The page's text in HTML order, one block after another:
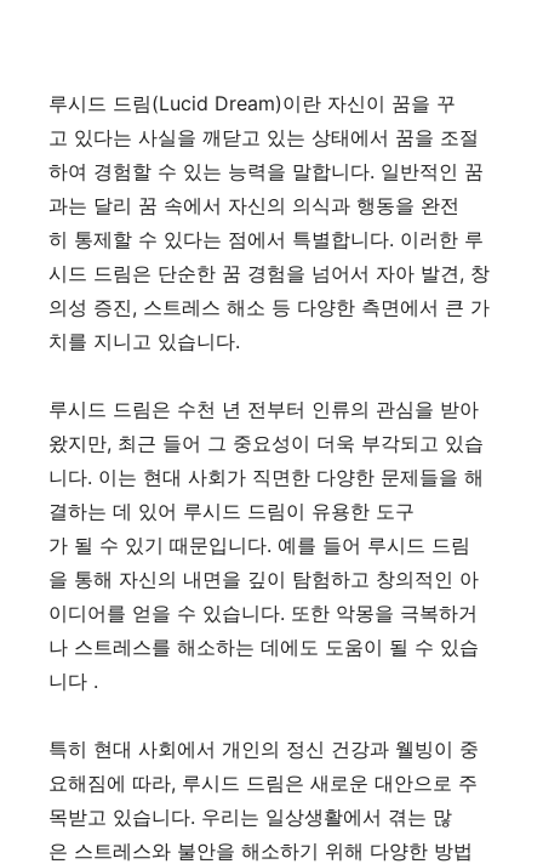
루시드 드림(Lucid Dream)이란 자신이 꿈을 꾸
고 있다는 사실을 깨닫고 있는 상태에서 꿈을 조절
하여 경험할 수 있는 능력을 말합니다. 일반적인 꿈
과는 달리 꿈 속에서 자신의 의식과 행동을 완전
히 통제할 수 있다는 점에서 특별합니다. 이러한 루
시드 드림은 단순한 꿈 경험을 넘어서 자아 발견, 창
의성 증진, 스트레스 해소 등 다양한 측면에서 큰 가
치를 지니고 있습니다.
루시드 드림은 수천 년 전부터 인류의 관심을 받아
왔지만, 최근 들어 그 중요성이 더욱 부각되고 있습
니다. 이는 현대 사회가 직면한 다양한 문제들을 해
결하는 데 있어 루시드 드림이 유용한 도구
가 될 수 있기 때문입니다. 예를 들어 루시드 드림
을 통해 자신의 내면을 깊이 탐험하고 창의적인 아
이디어를 얻을 수 있습니다. 또한 악몽을 극복하거
나 스트레스를 해소하는 데에도 도움이 될 수 있습
니다 .
특히 현대 사회에서 개인의 정신 건강과 웰빙이 중
요해짐에 따라, 루시드 드림은 새로운 대안으로 주
목받고 있습니다. 우리는 일상생활에서 겪는 많
은 스트레스와 불안을 해소하기 위해 다양한 방법